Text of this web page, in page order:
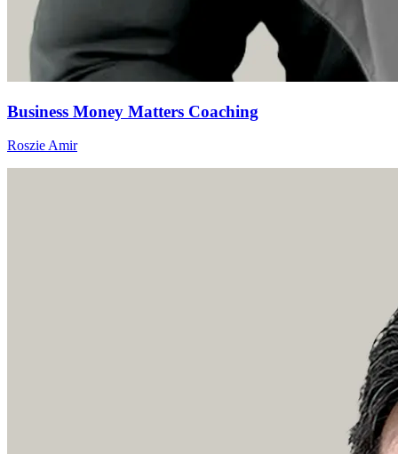
Business Money Matters Coaching
Roszie Amir